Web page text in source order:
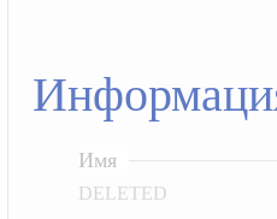
Имя
DELETED